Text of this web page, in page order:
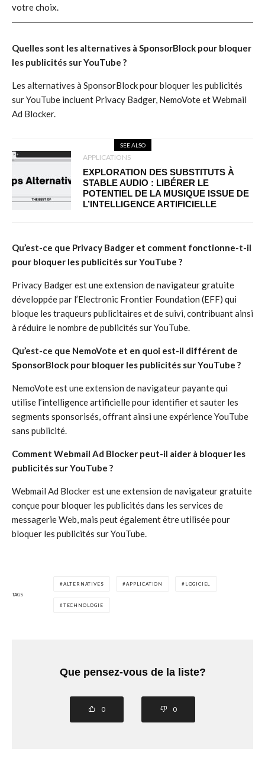
votre choix.
Quelles sont les alternatives à SponsorBlock pour bloquer
les publicités sur YouTube ?
Les alternatives à SponsorBlock pour bloquer les publicités
sur YouTube incluent Privacy Badger, NemoVote et Webmail
Ad Blocker.
SEE ALSO
APPLICATIONS
EXPLORATION DES SUBSTITUTS À
STABLE AUDIO : LIBÉRER LE
POTENTIEL DE LA MUSIQUE ISSUE DE
L’INTELLIGENCE ARTIFICIELLE
Qu’est-ce que Privacy Badger et comment fonctionne-t-il
pour bloquer les publicités sur YouTube ?
Privacy Badger est une extension de navigateur gratuite
développée par l’Electronic Frontier Foundation (EFF) qui
bloque les traqueurs publicitaires et de suivi, contribuant ainsi
à réduire le nombre de publicités sur YouTube.
Qu’est-ce que NemoVote et en quoi est-il différent de
SponsorBlock pour bloquer les publicités sur YouTube ?
NemoVote est une extension de navigateur payante qui
utilise l’intelligence artificielle pour identifier et sauter les
segments sponsorisés, offrant ainsi une expérience YouTube
sans publicité.
Comment Webmail Ad Blocker peut-il aider à bloquer les
publicités sur YouTube ?
Webmail Ad Blocker est une extension de navigateur gratuite
conçue pour bloquer les publicités dans les services de
messagerie Web, mais peut également être utilisée pour
bloquer les publicités sur YouTube.
TAGS
ALTERNATIVES APPLICATION LOGICIEL
TECHNOLOGIE
Que pensez-vous de la liste?
0 0